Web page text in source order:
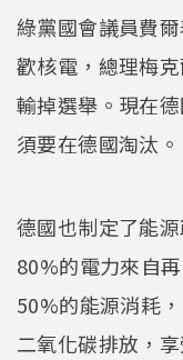
綠黨國會議員費
歡核電，總理梅
輸掉選舉。現在
須要在德國淘汰。
德國也制定了能
80%的電力來自
50%的能源消耗
二氧化碳排放，